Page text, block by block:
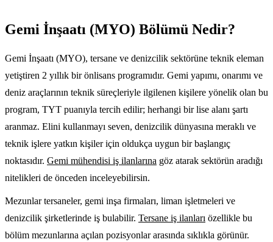
Gemi İnşaatı (MYO) Bölümü Nedir?
Gemi İnşaatı (MYO), tersane ve denizcilik sektörüne teknik eleman
yetiştiren 2 yıllık bir önlisans programıdır. Gemi yapımı, onarımı ve
deniz araçlarının teknik süreçleriyle ilgilenen kişilere yönelik olan bu
program, TYT puanıyla tercih edilir; herhangi bir lise alanı şartı
aranmaz. Elini kullanmayı seven, denizcilik dünyasına meraklı ve
teknik işlere yatkın kişiler için oldukça uygun bir başlangıç
noktasıdır. Gemi mühendisi iş ilanlarına göz atarak sektörün aradığı
nitelikleri de önceden inceleyebilirsin.
Mezunlar tersaneler, gemi inşa firmaları, liman işletmeleri ve
denizcilik şirketlerinde iş bulabilir. Tersane iş ilanları özellikle bu
bölüm mezunlarına açılan pozisyonlar arasında sıklıkla görünür.